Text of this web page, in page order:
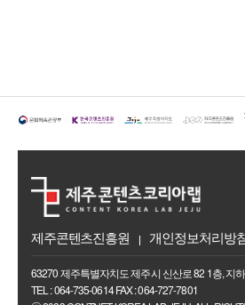
제주콘텐츠진흥원 개인정보처리방
63270 제주특별자치도 제주시 신산로 82 1층, 지
TEL : 064-735-0614 FAX : 064-727-7801